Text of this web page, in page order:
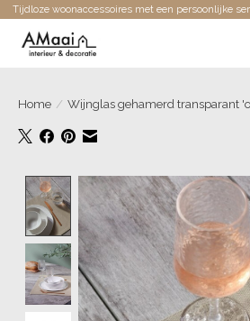
Tijdloze woonaccessoires met een persoonlijke
Home / Wijnglas gehamerd transparant
Product image slideshow